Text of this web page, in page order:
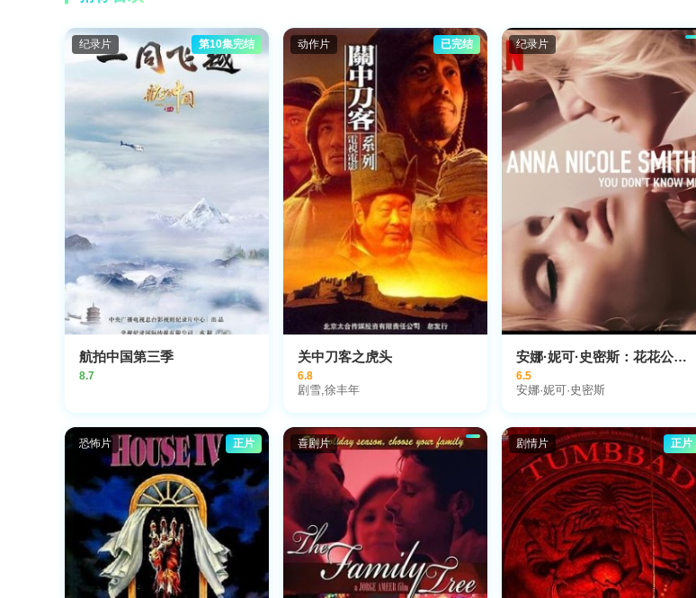
纪录片 第10集完结
航拍中国第三季
8.7
动作片 已完结
关中刀客之虎头
6.8
剧雪,徐丰年
纪录片
安娜·妮可·史密斯：花花公子女郎死亡真相2023
6.5
安娜·妮可·史密斯
恐怖片 正片 喜剧片 剧情片 正片